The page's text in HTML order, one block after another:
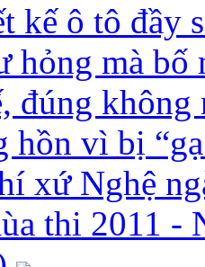
kế ô tô đầy
hỏng mà bố
đúng không
hồn vì bị
xứ Nghệ
thi 2011 -